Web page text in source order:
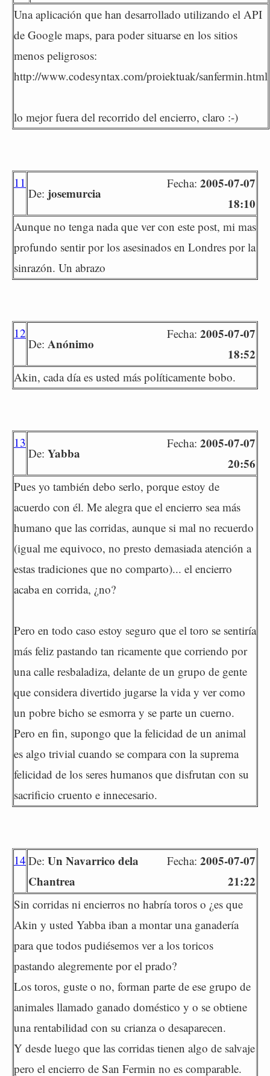
Una aplicación que han desarrollado utilizando el API
de Google maps, para poder situarse en los sitios
menos peligrosos:
http://www.codesyntax.com/proiektuak/sanfermin.html
lo mejor fuera del recorrido del encierro, claro :-)
11
De: josemurcia
Fecha: 2005-07-07
18:10
Aunque no tenga nada que ver con este post, mi mas
profundo sentir por los asesinados en Londres por la
sinrazón. Un abrazo
12
De: Anónimo
Fecha: 2005-07-07
18:52
Akin, cada día es usted más políticamente bobo.
13
De: Yabba
Fecha: 2005-07-07
20:56
Pues yo también debo serlo, porque estoy de
acuerdo con él. Me alegra que el encierro sea más
humano que las corridas, aunque si mal no recuerdo
(igual me equivoco, no presto demasiada atención a
estas tradiciones que no comparto)... el encierro
acaba en corrida, ¿no?
Pero en todo caso estoy seguro que el toro se sentiría
más feliz pastando tan ricamente que corriendo por
una calle resbaladiza, delante de un grupo de gente
que considera divertido jugarse la vida y ver como
un pobre bicho se esmorra y se parte un cuerno.
Pero en fin, supongo que la felicidad de un animal
es algo trivial cuando se compara con la suprema
felicidad de los seres humanos que disfrutan con su
sacrificio cruento e innecesario.
14 De: Un Navarrico dela
Chantrea
Fecha: 2005-07-07
21:22
Sin corridas ni encierros no habría toros o ¿es que
Akin y usted Yabba iban a montar una ganadería
para que todos pudiésemos ver a los toricos
pastando alegremente por el prado?
Los toros, guste o no, forman parte de ese grupo de
animales llamado ganado doméstico y o se obtiene
una rentabilidad con su crianza o desaparecen.
Y desde luego que las corridas tienen algo de salvaje
pero el encierro de San Fermin no es comparable.